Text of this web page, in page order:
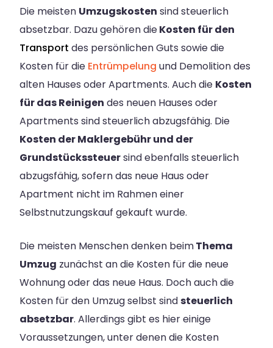
Die meisten Umzugskosten sind steuerlich
absetzbar. Dazu gehören dieKosten für den
Transport des persönlichen Guts sowie die
Kosten für die Entrümpelung und Demolition des
alten Hauses oder Apartments. Auch die Kosten
für das Reinigen des neuen Hauses oder
Apartments sind steuerlich abzugsfähig. Die
Kosten der Maklergebühr und der
Grundstückssteuersind ebenfalls steuerlich
abzugsfähig, sofern das neue Haus oder
Apartment nicht im Rahmen einer
Selbstnutzungskauf gekauft wurde.
Die meisten Menschen denken beimThema
Umzug zunächst an die Kosten für die neue
Wohnung oder das neue Haus. Doch auch die
Kosten für den Umzug selbst sindsteuerlich
absetzbar. Allerdings gibt es hier einige
Voraussetzungen, unter denen die Kosten